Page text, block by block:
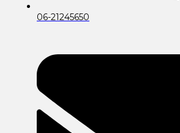
06-21245650